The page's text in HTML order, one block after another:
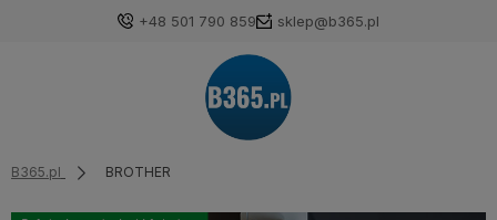
+48 501 790 859 sklep@b365.pl
B365.pl BROTHER